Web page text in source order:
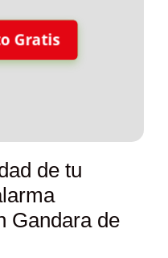
Gratis
de tu
Gandara de